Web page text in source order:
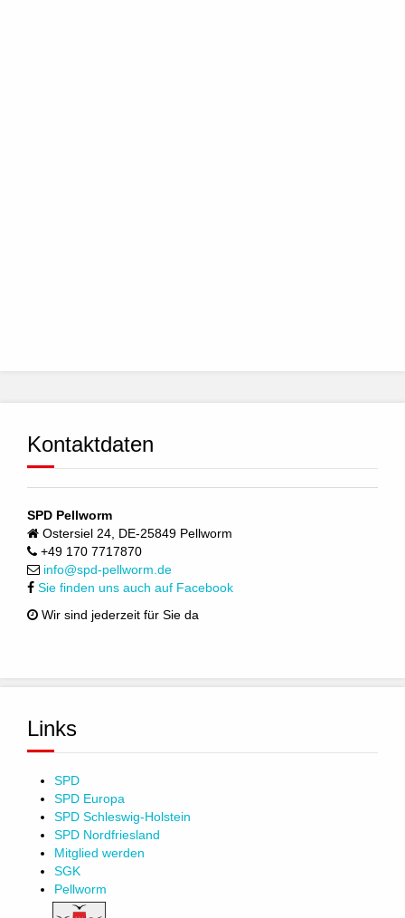
Kontaktdaten
SPD Pellworm
Ostersiel 24, DE-25849 Pellworm
+49 170 7717870
info@spd-pellworm.de
Sie finden uns auch auf Facebook
Wir sind jederzeit für Sie da
Links
SPD
SPD Europa
SPD Schleswig-Holstein
SPD Nordfriesland
Mitglied werden
SGK
Pellworm